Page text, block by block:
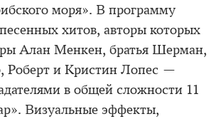
моря». В программу
хитов, авторы которых
Алан Менкен, братья Шерман,
Роберт и Кристин Лопес —
в общей сложности 11
Визуальные эффекты,